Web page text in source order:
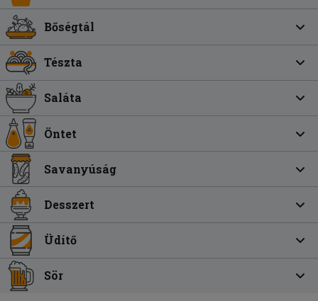
Bőségtál
Tészta
Saláta
Öntet
Savanyúság
Desszert
Üdítő
Sör